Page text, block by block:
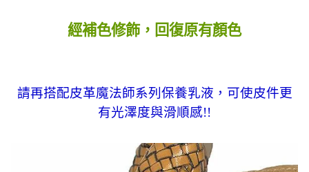
經補色修飾，回復原有顏色
請再搭配皮革魔法師系列保養乳液，可使皮件更
有光澤度與滑順感!!